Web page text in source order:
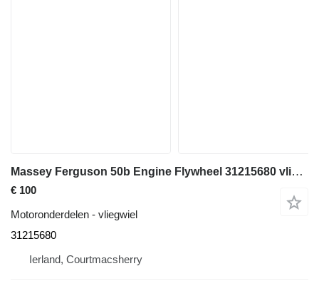
Massey Ferguson 50b Engine Flywheel 31215680 vliegwiel voor Massey Ferguson 50b graaflaadmachine
€ 100
Motoronderdelen - vliegwiel
31215680
Ierland, Courtmacsherry